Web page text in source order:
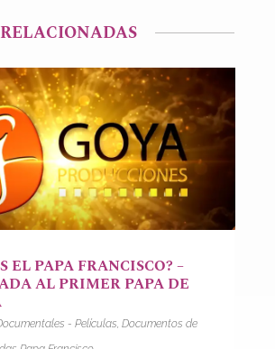
EL PAPA FRANCISCO? –
AL PRIMER PAPA DE
- Películas, Documentos de